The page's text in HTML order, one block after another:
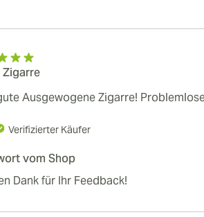
Zigarre
Ausgewogene Zigarre!
Verifizierter Käufer
vom Shop
Dank für Ihr Feedback!